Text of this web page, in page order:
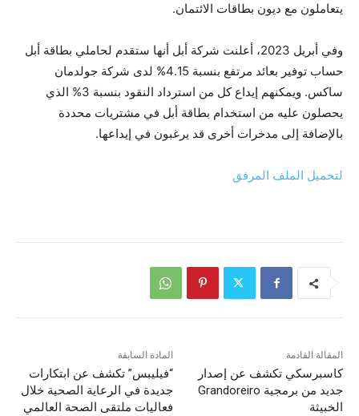
يتعاملون مع ديون بطاقات الائتمان.
وفي أبريل 2023، أعلنت شركة أبل أنها ستقدم لحاملي بطاقة أبل
حساب توفير بعائد مرتفع بنسبة 4.15% لدى شركة جولدمان
ساكس. ويمكنهم إيداع كل من استرداد النقود بنسبة 3% الذي
يحصلون عليه من استخدام بطاقة أبل في مشتريات محددة
بالإضافة إلى مدخرات أخرى قد يرغبون في إيداعها.
لتحميل الملف المرفق
المادة السابقة
“فيليبس” تكشف عن ابتكارات
جديدة في الرعاية الصحية خلال
فعاليات ملتقى الصحة العالمي
المقالة القادمة
كاسبرسكي تكشف عن إصدار
جديد من برمجية Grandoreiro
الخبيثة